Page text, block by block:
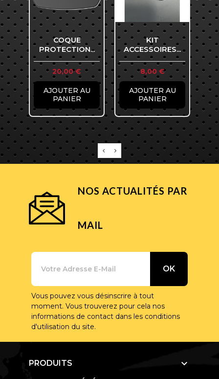
COQUE
PROTECTION...
Prix
20,00 €
AJOUTER AU
PANIER
KIT
ACCESSOIRES...
Prix
8,00 €
AJOUTER AU
PANIER
NOS ACTUALITÉS PAR
MAIL
Vous pouvez vous désinscrire à tout
moment. Vous trouverez pour cela nos
informations de contact dans les conditions
d'utilisation du site.
PRODUITS 